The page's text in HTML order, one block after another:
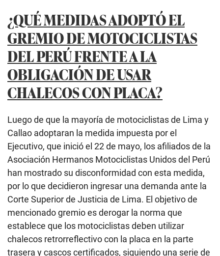
¿QUÉ MEDIDAS ADOPTÓ EL
GREMIO DE MOTOCICLISTAS
DEL PERÚ FRENTE A LA
OBLIGACIÓN DE USAR
CHALECOS CON PLACA?
Luego de que la mayoría de motociclistas de Lima y
Callao adoptaran la medida impuesta por el
Ejecutivo, que inició el 22 de mayo, los afiliados de la
Asociación Hermanos Motociclistas Unidos del Perú
han mostrado su disconformidad con esta medida,
por lo que decidieron ingresar una demanda ante la
Corte Superior de Justicia de Lima. El objetivo de
mencionado gremio es derogar la norma que
establece que los motociclistas deben utilizar
chalecos retrorreflectivo con la placa en la parte
trasera y cascos certificados, siguiendo una serie de